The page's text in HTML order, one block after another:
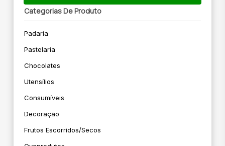
Categorias De Produto
Padaria
Pastelaria
Chocolates
Utensílios
Consumíveis
Decoração
Frutos Escorridos/secos